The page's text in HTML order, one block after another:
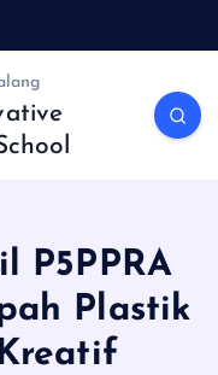
P5PPRA
Plastik